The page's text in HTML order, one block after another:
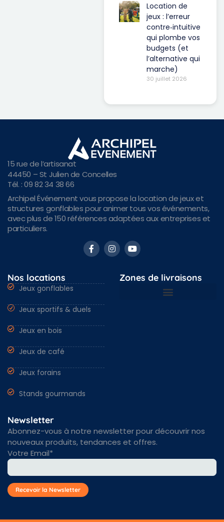
Location de
jeux : l’erreur
contre‑intuitive
qui plombe vos
budgets (et
l’alternative qui
marche)
30 juillet 2026
15 rue de l’artisanat
44450 – St Julien de Concelles
Tél. : 09 82 34 38 66
Archipel Événement vous propose la location de jeux et
structures gonflables pour animer tous vos événements,
avec plus de 150 références adaptées aux entreprises et
particuliers.
Nos locations
Jeux gonflables
Jeux sportifs & duels
Jeux en bois
Jeux de café
Jeux forains
Stands gourmands
Zones de livraisons
Newsletter
Abonnez-vous à notre newsletter pour découvrir nos
nouveaux produits, tendances et offres.
Votre Email*